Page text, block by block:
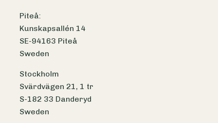
Piteå:
Kunskapsallén 14
SE-94163 Piteå
Sweden
Stockholm
Svärdvägen 21, 1 tr
S-182 33 Danderyd
Sweden